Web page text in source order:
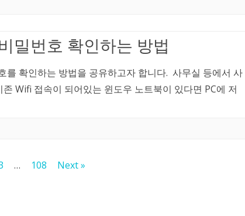
밀번호 확인하는 방법
를 확인하는 방법을 공유하고자 합니다. 사무실 등에서 사
Wifi 접속이 되어있는 윈도우 노트북이 있다면 PC에 저
… 108 Next »